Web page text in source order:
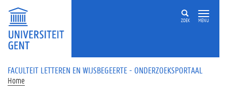
Overslaan en naar de inhoud gaan
ZOEK MENU
FACULTEIT LETTEREN EN WIJSBEGEERTE - ONDERZOEKSPORTAAL
Home